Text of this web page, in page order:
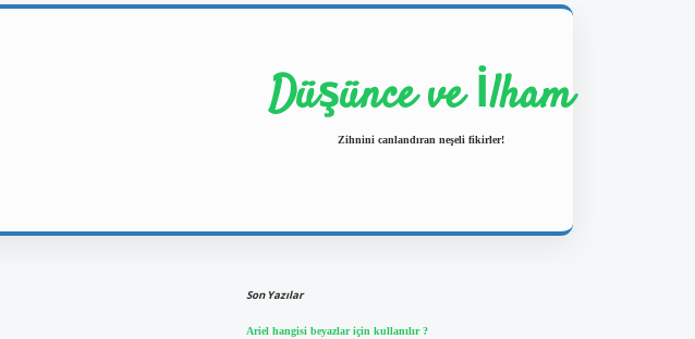
Düşünce ve İlham
Zihnini canlandıran neşeli fikirler!
Son Yazılar
Ariel hangisi beyazlar için kullanılır ?